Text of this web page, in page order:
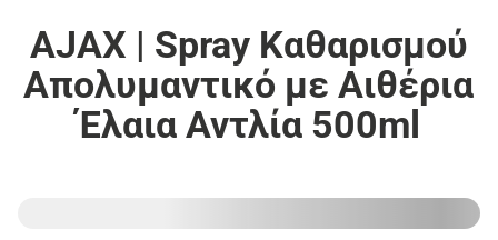
AJAX | Spray Καθαρισμού
Απολυμαντικό με Αιθέρια
Έλαια Αντλία 500ml